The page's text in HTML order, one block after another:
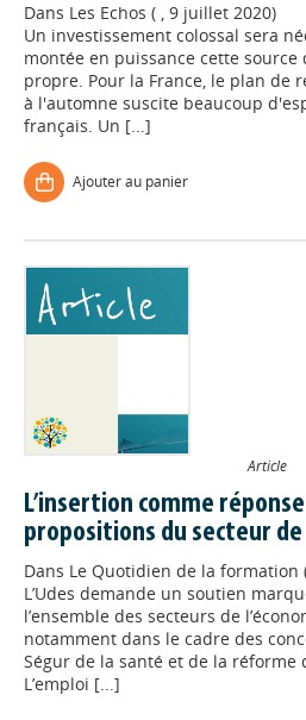
Dans Les Echos ( , 9 juillet 2020)
Un investissement colossal sera
montée en puissance cette
propre. Pour la France, le plan de
à l'automne suscite beaucoup
français. Un [...]
Ajouter au panier
Article
L’insertion comme
propositions du secteur de
Dans Le Quotidien de la formation
L’Udes demande un soutien
l’ensemble des secteurs de
notamment dans le cadre des
Ségur de la santé et de la réforme
L’emploi [...]